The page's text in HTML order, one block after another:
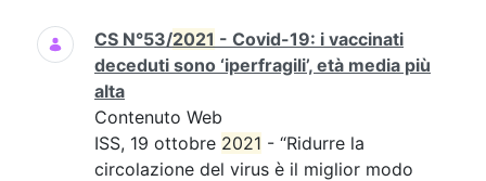
CS N°53/2021 - Covid-19: i vaccinati
deceduti sono ‘iperfragili’, età media più
alta
Contenuto Web
ISS, 19 ottobre 2021 - “Ridurre la
circolazione del virus è il miglior modo